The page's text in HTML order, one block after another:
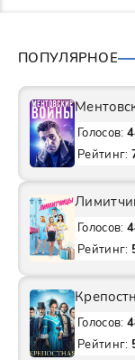
ПОПУЛЯРНОЕ
Голосов:
Рейтинг:
Голосов:
Рейтинг:
Голосов:
Рейтинг: